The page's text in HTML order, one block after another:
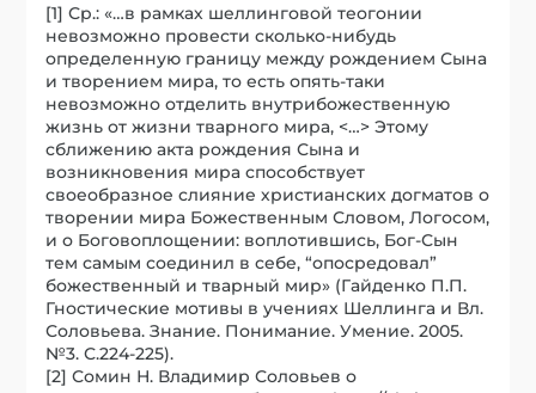
[1] Ср.: «…в рамках шеллинговой теогонии
невозможно провести сколько-нибудь
определенную границу между рождением Сына
и творением мира, то есть опять-таки
невозможно отделить внутрибожественную
жизнь от жизни тварного мира, <…> Этому
сближению акта рождения Сына и
возникновения мира способствует
своеобразное слияние христианских догматов о
творении мира Божественным Словом, Логосом,
и о Боговоплощении: воплотившись, Бог-Сын
тем самым соединил в себе, “опосредовал”
божественный и тварный мир» (Гайденко П.П.
Гностические мотивы в учениях Шеллинга и Вл.
Соловьева. Знание. Понимание. Умение. 2005.
№3. С.224-225).
[2] Сомин Н. Владимир Соловьев о